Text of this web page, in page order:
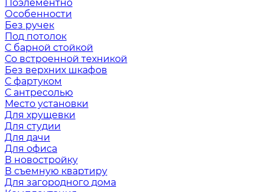
Поэлементно
Особенности
Без ручек
Под потолок
С барной стойкой
Со встроенной техникой
Без верхних шкафов
С фартуком
С антресолью
Место установки
Для хрущевки
Для студии
Для дачи
Для офиса
В новостройку
В съемную квартиру
Для загородного дома